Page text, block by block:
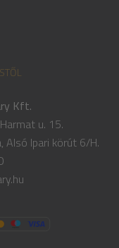
Kft.
u. 15.
Alsó Ipari körút 6/H.